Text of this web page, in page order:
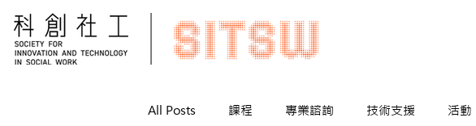
All Posts 課程 專業諮詢 技術支援 活動